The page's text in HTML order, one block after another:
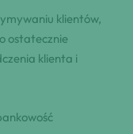
klientów,
ostatecznie
klienta i